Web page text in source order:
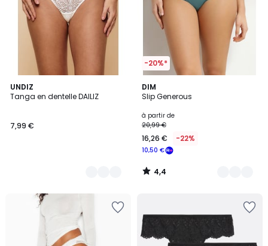
UNDIZ
Tanga en dentelle DAILIZ
7,99 €
7
Couleurs
-20%*
DIM
Slip Generous
à partir de
10,50 €
20,99 €
16,26 € -22%
4,4
/ 5
20
Couleurs
4,4
/